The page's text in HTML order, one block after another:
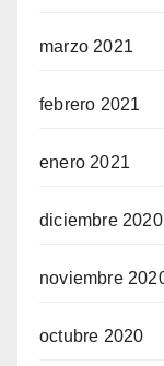
marzo 2021
febrero 2021
enero 2021
diciembre 2020
noviembre
octubre 2020